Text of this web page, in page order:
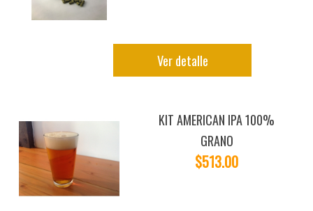
Ver detalle
KIT AMERICAN IPA 100%
GRANO
$513.00